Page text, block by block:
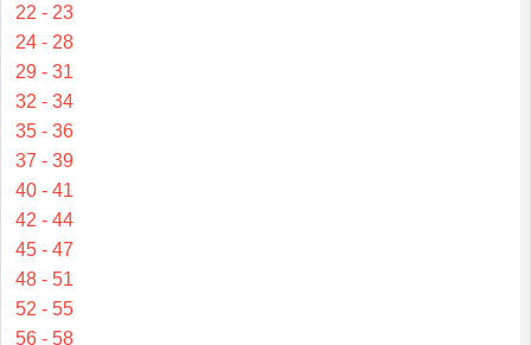
22 - 23
24 - 28
29 - 31
32 - 34
35 - 36
37 - 39
40 - 41
42 - 44
45 - 47
48 - 51
52 - 55
56 - 58